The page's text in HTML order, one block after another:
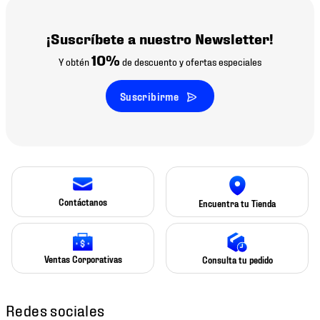
¡Suscríbete a nuestro Newsletter!
Y obtén10% de descuento y ofertas especiales
Suscribirme
Contáctanos Encuentra tu Tienda
Ventas Corporativas Consulta tu pedido
Redes sociales